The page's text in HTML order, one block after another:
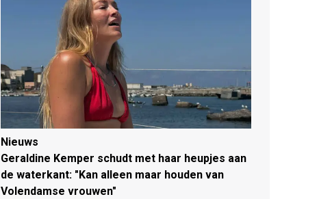
Nieuws
Geraldine Kemper schudt met haar heupjes aan
de waterkant: "Kan alleen maar houden van
Volendamse vrouwen"